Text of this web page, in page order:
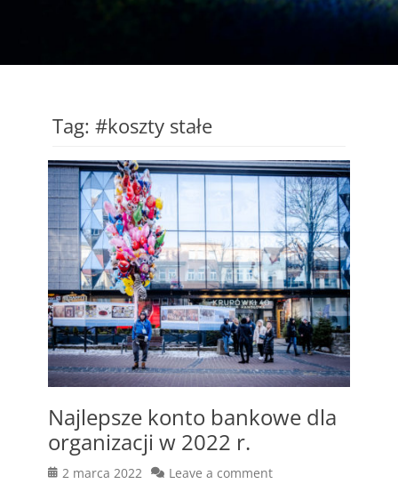
Tag: #koszty stałe
Najlepsze konto bankowe dla
organizacji w 2022 r.
Posted
2 marca 2022 Leave a comment